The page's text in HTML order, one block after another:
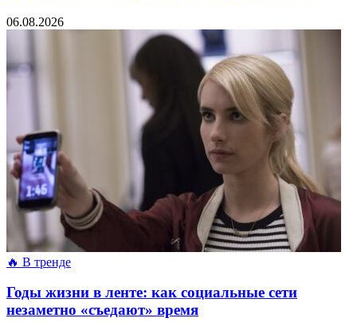
06.08.2026
🔥 В тренде
Годы жизни в ленте: как социальные сети
незаметно «съедают» время